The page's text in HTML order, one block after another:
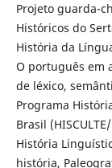
Projeto guarda-
Históricos do
História da
O português em
de léxico,
Programa
Brasil
História
história,